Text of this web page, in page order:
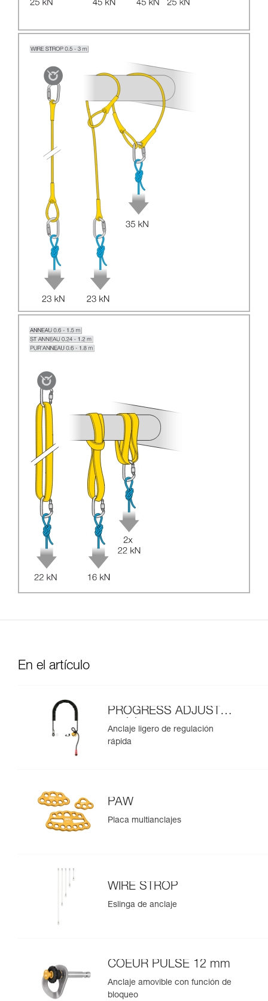
En el artículo
PROGRESS ADJUST-I
anclaje
Anclaje ligero de regulación
rápida
PAW
Placa multianclajes
WIRE STROP
Eslinga de anclaje
COEUR PULSE 12 mm
Anclaje amovible con función de
bloqueo